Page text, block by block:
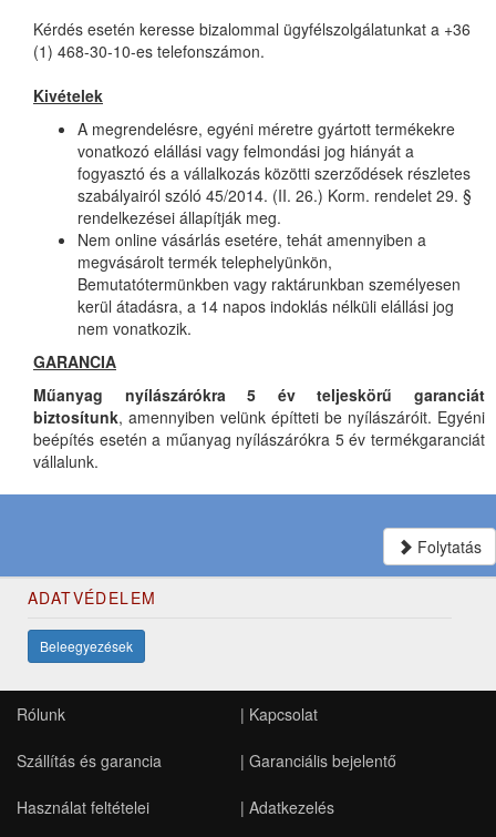
Kérdés esetén keresse bizalommal ügyfélszolgálatunkat a +36
(1) 468-30-10-es telefonszámon.
Kivételek
A megrendelésre, egyéni méretre gyártott termékekre
vonatkozó elállási vagy felmondási jog hiányát a
fogyasztó és a vállalkozás közötti szerződések részletes
szabályairól szóló 45/2014. (II. 26.) Korm. rendelet 29. §
rendelkezései állapítják meg.
Nem online vásárlás esetére, tehát amennyiben a
megvásárolt termék telephelyünkön,
Bemutatótermünkben vagy raktárunkban személyesen
kerül átadásra, a 14 napos indoklás nélküli elállási jog
nem vonatkozik.
GARANCIA
Műanyag nyílászárókra 5 év teljeskörű garanciát
biztosítunk, amennyiben velünk építteti be nyílászáróit. Egyéni
beépítés esetén a műanyag nyílászárókra 5 év termékgaranciát
vállalunk.
Folytatás
ADATVÉDELEM
Beleegyezések
Rólunk
Szállítás és garancia
Használat feltételei
| Kapcsolat
| Garanciális bejelentő
| Adatkezelés